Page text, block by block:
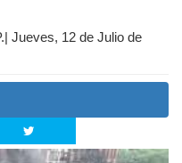
Jueves, 12 de Julio de